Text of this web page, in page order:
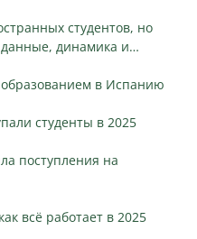
студентов, но
динамика и
в Испанию
студенты в 2025
поступления на
всё работает в 2025